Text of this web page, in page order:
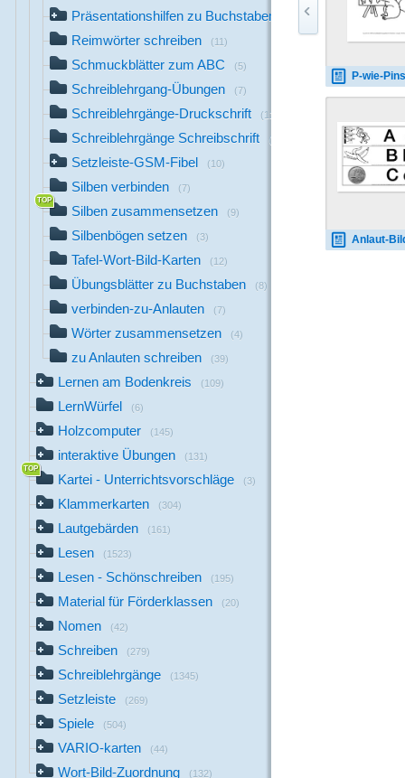
Präsentationshilfen zu Buchstaben (140)
Reimwörter schreiben (11)
Schmuckblätter zum ABC (5)
Schreiblehrgang-Übungen (7)
Schreiblehrgänge-Druckschrift (12)
Schreiblehrgänge Schreibschrift (13)
Setzleiste-GSM-Fibel (10)
Silben verbinden (7)
Silben zusammensetzen (9)
Silbenbögen setzen (3)
Tafel-Wort-Bild-Karten (12)
Übungsblätter zu Buchstaben (8)
verbinden-zu-Anlauten (7)
Wörter zusammensetzen (4)
zu Anlauten schreiben (39)
Lernen am Bodenkreis (109)
LernWürfel (6)
Holzcomputer (145)
interaktive Übungen (131)
Kartei - Unterrichtsvorschläge (3)
Klammerkarten (304)
Lautgebärden (161)
Lesen (1523)
Lesen - Schönschreiben (195)
Material für Förderklassen (20)
Nomen (42)
Schreiben (279)
Schreiblehrgänge (1345)
Setzleiste (269)
Spiele (504)
VARIO-karten (44)
Wort-Bild-Zuordnung (132)
P-wie-
Anlaut-Bildkarten-SD-